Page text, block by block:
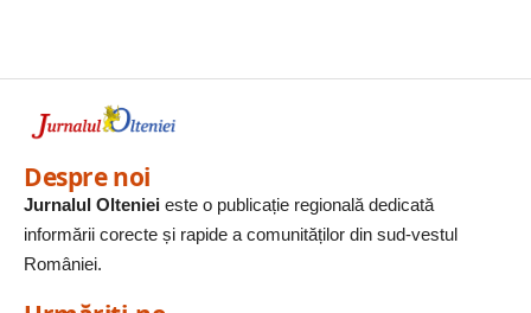
Despre noi
Jurnalul Olteniei este o publicație regională dedicată
informării corecte și rapide a comunităților din sud-vestul
României.